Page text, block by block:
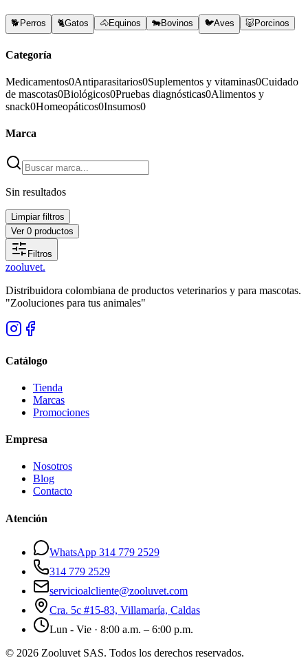
🐕 Perros 🐈Gatos 🐴Equinos 🐄Bovinos 🐦Aves 🐷 Porcinos
Categoría
Medicamentos0Antiparasitarios0Suplementos y vitaminas0Cuidado
de mascotas0Biológicos0Pruebas diagnósticas0Alimentos y
snack0Homeopáticos0Insumos0
Marca
Sin resultados
Limpiar filtros
Ver 0 productos
Filtros
zooluvet.
Distribuidora colombiana de productos veterinarios y para mascotas.
"Zooluciones para tus animales"
Catálogo
Tienda
Marcas
Promociones
Empresa
Nosotros
Blog
Contacto
Atención
WhatsApp 314 779 2529
314 779 2529
servicioalcliente@zooluvet.com
Cra. 5c #15-83, Villamaría, Caldas
Lun - Vie · 8:00 a.m. – 6:00 p.m.
© 2026 Zooluvet SAS. Todos los derechos reservados.